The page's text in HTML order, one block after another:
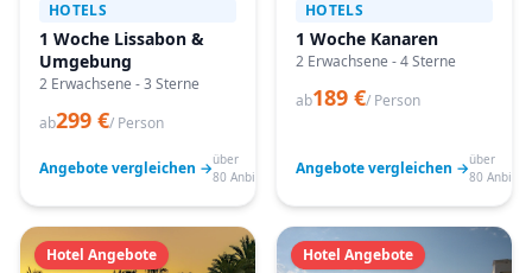
HOTELS
1 Woche Lissabon &
Umgebung
2 Erwachsene - 3 Sterne
ab299 €/ Person
Angebote vergleichen →über
80 Anbieter
HOTELS
1 Woche Kanaren
2 Erwachsene - 4 Sterne
ab189 €/ Person
Angebote vergleichen →über
80
Hotel Angebote Hotel Angebote